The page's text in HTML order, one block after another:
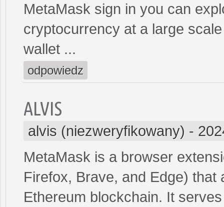
MetaMask sign in you can
cryptocurrency at a large
wallet ...
odpowiedz
ALVIS
alvis (niezweryfikowany) -
MetaMask is a browser
Firefox, Brave, and Edge)
Ethereum blockchain. It